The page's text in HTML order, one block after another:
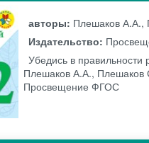
авторы: Плешаков А.А.,
Издательство:
Убедись в
Плешаков А.А., Плешаков
Просвещение ФГОС